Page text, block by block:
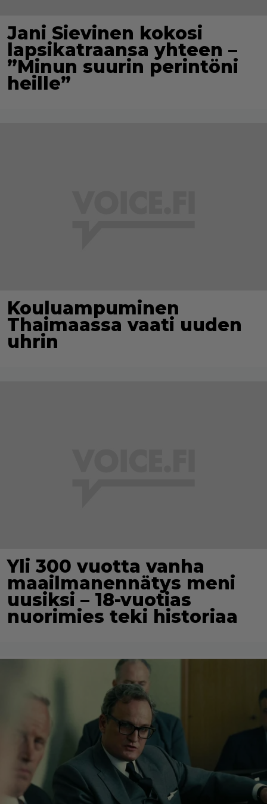
Jani Sievinen kokosi
lapsikatraansa yhteen –
”Minun suurin perintöni
heille”
Kouluampuminen
Thaimaassa vaati uuden
uhrin
Yli 300 vuotta vanha
maailmanennätys meni
uusiksi – 18-vuotias
nuorimies teki historiaa